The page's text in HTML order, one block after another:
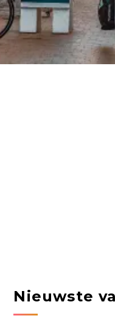
Nieuwste